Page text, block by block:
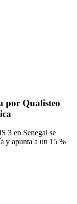
por Qualisteo
3 en Senegal se
y apunta a un 15 %